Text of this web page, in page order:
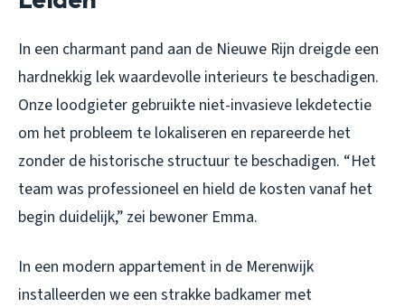
In een charmant pand aan de Nieuwe Rijn dreigde een
hardnekkig lek waardevolle interieurs te beschadigen.
Onze loodgieter gebruikte niet-invasieve lekdetectie
om het probleem te lokaliseren en repareerde het
zonder de historische structuur te beschadigen. “Het
team was professioneel en hield de kosten vanaf het
begin duidelijk,” zei bewoner Emma.
In een modern appartement in de Merenwijk
installeerden we een strakke badkamer met